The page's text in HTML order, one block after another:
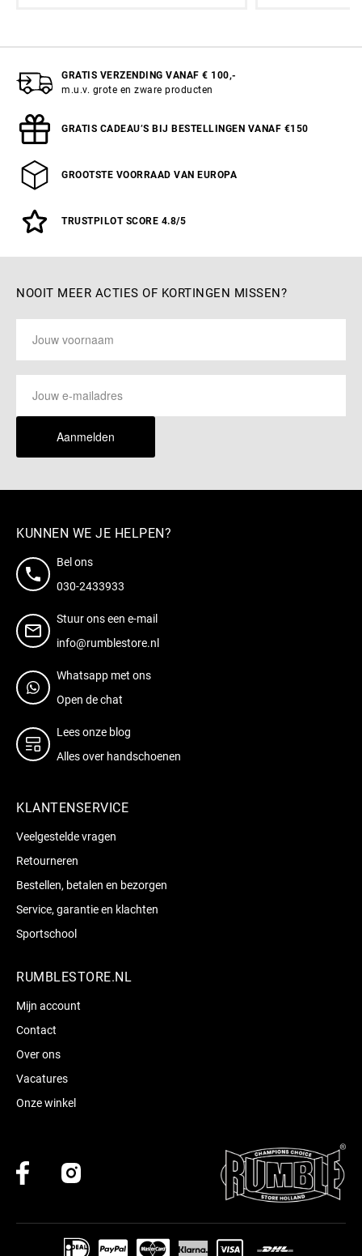
GRATIS VERZENDING VANAF € 100,-
m.u.v. grote en zware producten
GRATIS CADEAU’S BIJ BESTELLINGEN VANAF €150
GROOTSTE VOORRAAD VAN EUROPA
TRUSTPILOT SCORE 4.8/5
NOOIT MEER ACTIES OF KORTINGEN MISSEN?
Aanmelden
KUNNEN WE JE HELPEN?
Bel ons
030-2433933
Stuur ons een e-mail
info@rumblestore.nl
Whatsapp met ons
Open de chat
Lees onze blog
Alles over handschoenen
KLANTENSERVICE
Veelgestelde vragen
Retourneren
Bestellen, betalen en bezorgen
Service, garantie en klachten
Sportschool
RUMBLESTORE.NL
Mijn account
Contact
Over ons
Vacatures
Onze winkel